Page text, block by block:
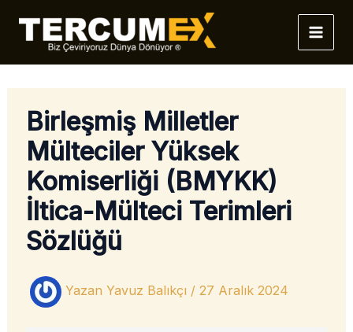
atla
Birleşmiş Milletler
Mülteciler Yüksek
Komiserliği (BMYKK)
İltica-Mülteci Terimleri
Sözlüğü
Yazan Yavuz Balıkçı / 27 Aralık 2024